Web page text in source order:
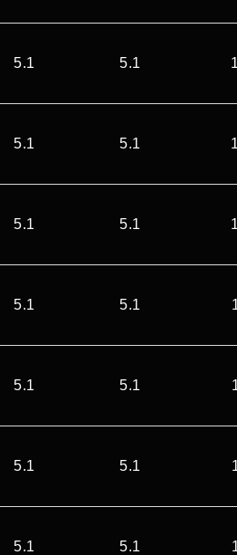
5.1 5.1
5.1 5.1
5.1 5.1
5.1 5.1
5.1 5.1
5.1 5.1
5.1 5.1